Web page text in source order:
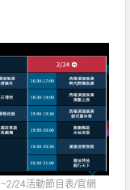
24活動節目表/官網